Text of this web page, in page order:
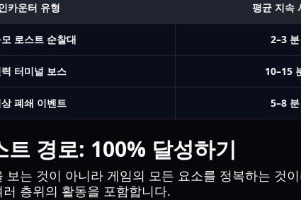
카운터 유형 평균 지속
로스트 순찰대 2–3 분
터미널 보스 10–15
폐쇄 이벤트 5–8 분
트 경로: 100% 달성하기
보는 것이 아니라 게임의 모든 요소를 정복하는 것
층위의 활동을 포함합니다.